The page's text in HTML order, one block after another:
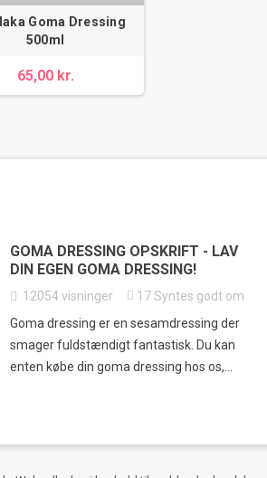
Goma Dressing
500ml
65,00 kr.
GOMA DRESSING OPSKRIFT - LAV
DIN EGEN GOMA DRESSING!
12054visninger 17 Syntes godt om
Goma dressing er en sesamdressing der
smager fuldstændigt fantastisk. Du kan
enten købe din goma dressing hos os,...